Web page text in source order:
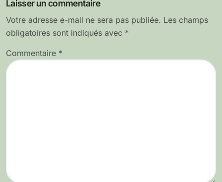
Laisser un commentaire
Votre adresse e-mail ne sera pas publiée. Les champs
obligatoires sont indiqués avec *
Commentaire *